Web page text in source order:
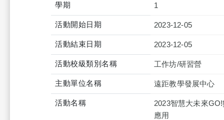
學期 1
活動開始日期 2023-12-05
活動結束日期 2023-12-05
活動校級類別名稱 工作坊/研習營
主動單位名稱 遠距教學發展中心
活動名稱
2023智慧大未來
應用